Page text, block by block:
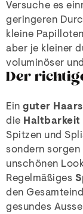
Versuche es
geringeren
kleine
aber je kleiner
voluminöser
Der
Ein guter
die Haltbarkeit
Spitzen und
sondern sorgen
unschönen
Regelmäßiges
den
gesundes